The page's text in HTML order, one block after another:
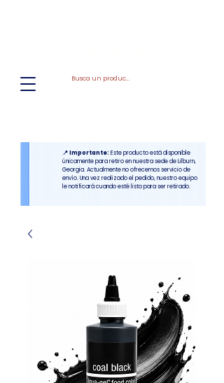
📍 Importante: Este producto está disponible
únicamente para retiro en nuestra sede de Lilburn,
Georgia. Actualmente no ofrecemos servicio de
envío. Una vez realizado el pedido, nuestro equipo
le notificará cuando esté listo para ser retirado.